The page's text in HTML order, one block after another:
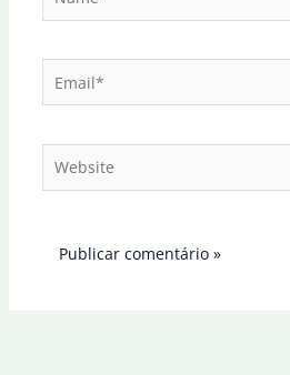
Email*
Website